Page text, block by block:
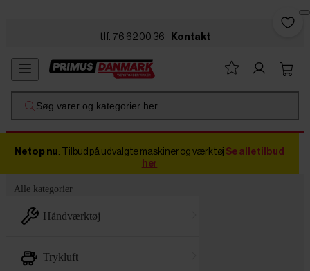
tlf. 76 62 00 36 Kontakt
Søg varer og kategorier her ...
Netop nu: Tilbud på udvalgte maskiner og værktøj Se alle tilbud
her
Alle kategorier
håndværktøj
trykluft